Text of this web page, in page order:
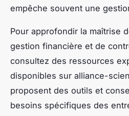
empêche souvent une
Pour approfondir la maîtrise
gestion financière et de
consultez des ressources
disponibles sur alliance-
proposent des outils et
besoins spécifiques des